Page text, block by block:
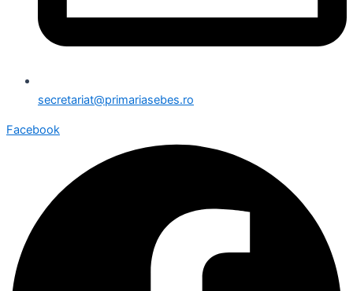
secretariat@primariasebes.ro
Facebook